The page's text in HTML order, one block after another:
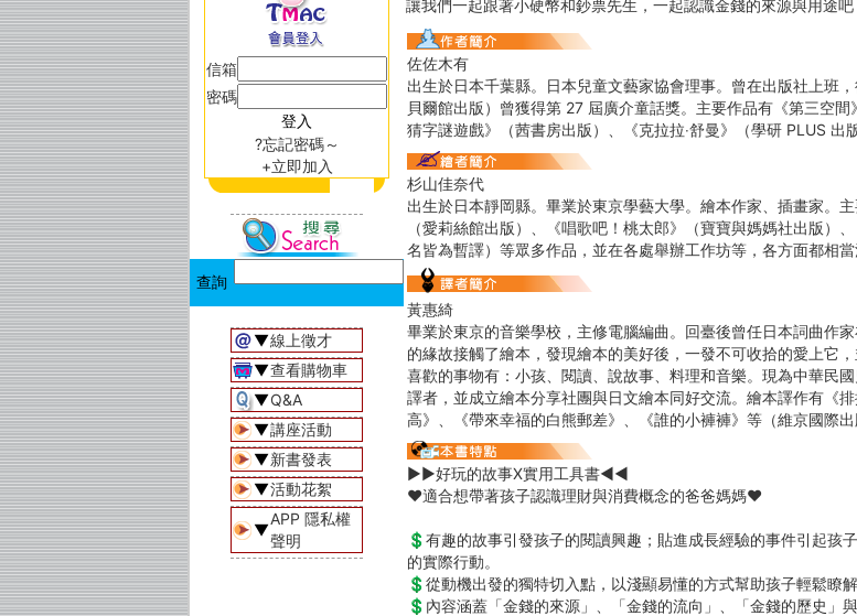
信箱
密碼
?忘記密碼～
+立即加入
▼線上徵才
▼查看購物車
▼Q&A
▼講座活動
▼新書發表
▼活動花絮
▼
APP 隱私權
聲明
讓我們一起跟著小硬幣和鈔票先生，一起認識金錢的來源與用途吧
佐佐木有
出生於日本千葉縣。日本兒童文藝家協會理事。曾在出版社上班
貝爾館出版）曾獲得第 27 屆廣介童話獎。主要作品有《第三空
猜字謎遊戲》（茜書房出版）、《克拉拉‧舒曼》（學研 PLUS 出
杉山佳奈代
出生於日本靜岡縣。畢業於東京學藝大學。繪本作家、插畫家。
（愛莉絲館出版）、《唱歌吧！桃太郎》（寶寶與媽媽社出版）
名皆為暫譯）等眾多作品，並在各處舉辦工作坊等，各方面都相當
黃惠綺
畢業於東京的音樂學校，主修電腦編曲。回臺後曾任日本詞曲作
的緣故接觸了繪本，發現繪本的美好後，一發不可收拾的愛上它
喜歡的事物有：小孩、閱讀、說故事、料理和音樂。現為中華民
譯者，並成立繪本分享社團與日文繪本同好交流。繪本譯作有《
高》、《帶來幸福的白熊郵差》、《誰的小褲褲》等（維京國際出
▶▶好玩的故事X實用工具書◀◀
♥適合想帶著孩子認識理財與消費概念的爸爸媽媽♥
💲有趣的故事引發孩子的閱讀興趣；貼進成長經驗的事件引起孩
的實際行動。
💲從動機出發的獨特切入點，以淺顯易懂的方式幫助孩子輕鬆瞭解
💲內容涵蓋「金錢的來源」、「金錢的流向」、「金錢的歷史」